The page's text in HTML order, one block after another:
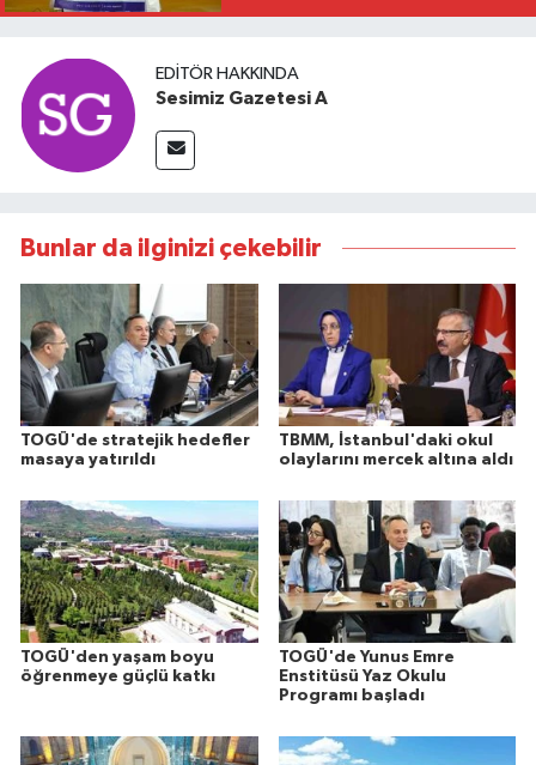
EDITÖR HAKKINDA
Sesimiz Gazetesi A
Bunlar da ilginizi çekebilir
TOGÜ'de stratejik hedefler
masaya yatırıldı
TBMM, İstanbul'daki okul
olaylarını mercek altına aldı
TOGÜ'den yaşam boyu
öğrenmeye güçlü katkı
TOGÜ'de Yunus Emre
Enstitüsü Yaz Okulu
Programı başladı